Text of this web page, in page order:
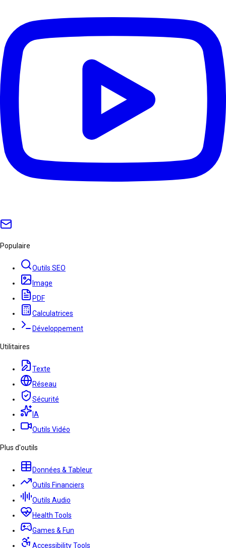
Populaire
Outils SEO
Image
PDF
Calculatrices
Développement
Utilitaires
Texte
Réseau
Sécurité
IA
Outils Vidéo
Plus d'outils
Données & Tableur
Outils Financiers
Outils Audio
Health Tools
Games & Fun
Accessibility Tools